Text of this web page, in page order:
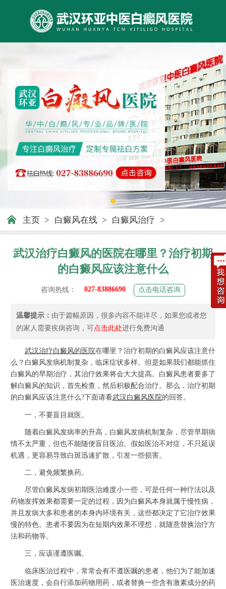
主页 > 白癜风在线 > 白癜风治疗 >
武汉治疗白癜风的医院在哪里？治疗初期
的白癜风应该注意什么
咨询热线： 027-83886690 点击电话咨询
温馨提示： 由于篇幅原因，很多内容不能详尽，如果您或者您
的家人需要疾病咨询，可点击此处进行免费沟通
武汉治疗白癜风的医院在哪里？治疗初期的白癜风应该注意什
么？白癜风发病机制复杂，临床症状多样。但是如果我们都能抓住
白癜风的早期治疗，其治疗效果将会大大提高。白癜风患者要多了
解白癜风的知识，首先检查，然后积极配合治疗。那么，治疗初期
的白癜风应该注意什么?下面请看武汉白癜风医院的回答。
一，不要盲目就医。
随着白癜风发病率的升高，白癜风发病机制复杂，尽管早期病
情不太严重，但也不能随便盲目医治。假如医治不对症，不只延误
机遇，更容易导致白斑迅速扩散，引发一些损害。
二，避免频繁换药。
尽管白癜风发病初期医治难度小一些，可是任何一种疗法以及
药物发挥效果都需要一定的过程，因为白癜风本身就属于慢性病，
并且发病大多和患者的本身内环境有关，这些都决定了它治疗效果
慢的特色。患者不要因为在短期内效果不理想，就随意替换治疗方
法和药物等。
三，应该谨遵医嘱。
临床医治过程中，常常会有不遵医嘱的患者，他们为了能加速
医治速度，会自行添加药物用药，或者替换一些含有激素成分的药